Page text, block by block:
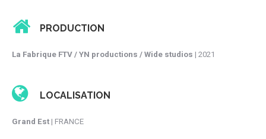
PRODUCTION
La Fabrique FTV / YN productions / Wide studios | 2021
LOCALISATION
Grand Est | FRANCE